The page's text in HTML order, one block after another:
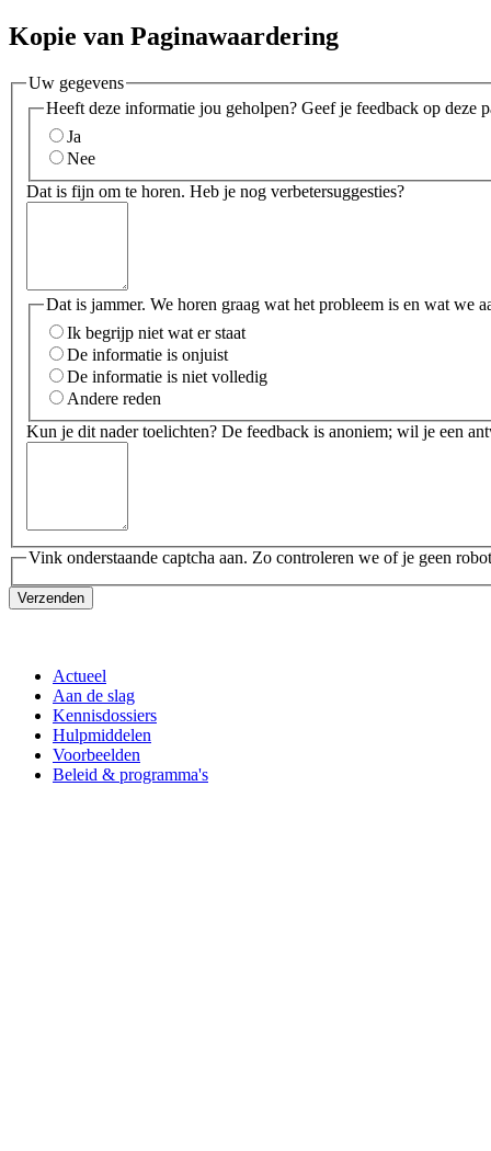
Kopie van Paginawaardering
Uw gegevens
Heeft deze informatie jou geholpen? Geef je feedback op deze
Ja
Nee
Dat is fijn om te horen. Heb je nog verbetersuggesties?
Dat is jammer. We horen graag wat het probleem is en wat we
Ik begrijp niet wat er staat
De informatie is onjuist
De informatie is niet volledig
Andere reden
Kun je dit nader toelichten? De feedback is anoniem; wil je een
Vink onderstaande captcha aan. Zo controleren we of je geen
Verzenden
Actueel
Aan de slag
Kennisdossiers
Hulpmiddelen
Voorbeelden
Beleid & programma's